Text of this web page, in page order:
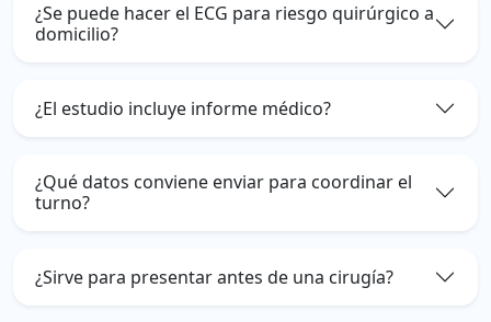
¿Se puede hacer el ECG para riesgo quirúrgico a
domicilio?
¿El estudio incluye informe médico?
¿Qué datos conviene enviar para coordinar el
turno?
¿Sirve para presentar antes de una cirugía?